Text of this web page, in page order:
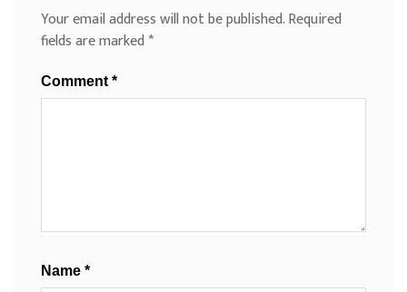
Your email address will not be published.Required
fields are marked*
Comment *
Name *